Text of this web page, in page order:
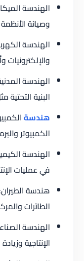
الهندسة
وصيانة
الهندسة
الهندسة
البنية
هندسة
الكمبيوتر
الهندسة
في عمليات
هندسة
الطائرات
الهندسة
الإنتاجية